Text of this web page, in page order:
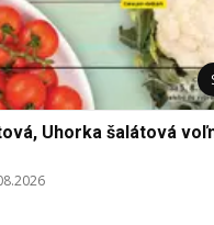
Uhorka šalátová